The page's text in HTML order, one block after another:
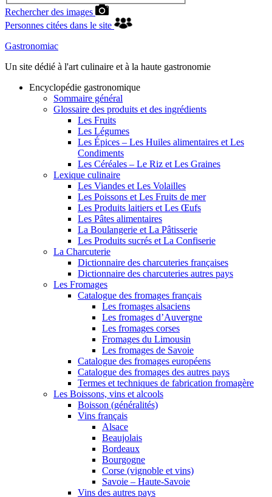
Rechercher des images
Personnes citées dans le site
Gastronomiac
Un site dédié à l'art culinaire et à la haute gastronomie
Encyclopédie gastronomique
Sommaire général
Glossaire des produits et des ingrédients
Les Fruits
Les Légumes
Les Épices – Les Huiles alimentaires et Les
Condiments
Les Céréales – Le Riz et Les Graines
Lexique culinaire
Les Viandes et Les Volailles
Les Poissons et Les Fruits de mer
Les Produits laitiers et Les Œufs
Les Pâtes alimentaires
La Boulangerie et La Pâtisserie
Les Produits sucrés et La Confiserie
La Charcuterie
Dictionnaire des charcuteries françaises
Dictionnaire des charcuteries autres pays
Les Fromages
Catalogue des fromages français
Les fromages alsaciens
Les fromages d’Auvergne
Les fromages corses
Fromages du Limousin
Les fromages de Savoie
Catalogue des fromages européens
Catalogue des fromages des autres pays
Termes et techniques de fabrication fromagère
Les Boissons, vins et alcools
Boisson (généralités)
Vins français
Alsace
Beaujolais
Bordeaux
Bourgogne
Corse (vignoble et vins)
Savoie – Haute-Savoie
Vins des autres pays